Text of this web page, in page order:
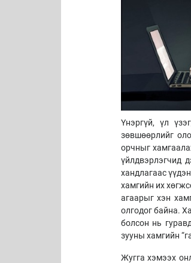
Үнэргүй, үл
зөвшөөрлийг
орчныг
үйлдвэрлэгчид
хандлагаас
хамгийн их
агаарыг хэн
олгодог байна.
болсон нь
зууны хамгийн
Жугга хэмээх